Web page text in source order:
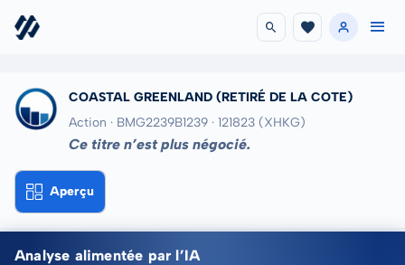
COASTAL GREENLAND (RETIRÉ DE LA COTE)
Action · BMG2239B1239 · 121823 (XHKG)
Ce titre n’est plus négocié.
Aperçu
Analyse alimentée par l’IA